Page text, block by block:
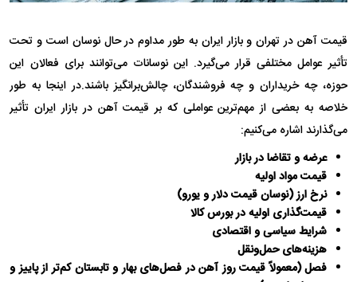
قیمت آهن در تهران و بازار ایران به طور مداوم در حال نوسان است و تحت
تأثیر عوامل مختلفی قرار می‌گیرد. این نوسانات می‌توانند برای فعالان این
حوزه، چه خریداران و چه فروشندگان، چالش‌برانگیز باشند.در اینجا به طور
خلاصه به بعضی از مهم‌ترین عواملی که بر قیمت آهن در بازار ایران تأثیر
می‌گذارند اشاره می‌کنیم:
عرضه و تقاضا در بازار
قیمت مواد اولیه
نرخ ارز (نوسان قیمت دلار و یورو)
قیمت‌گذاری اولیه در بورس کالا
شرایط سیاسی و اقتصادی
هزینه‌های حمل‌ونقل
فصل (معمولاً قیمت روز آهن در فصل‌های بهار و تابستان کم‌تر از پاییز و